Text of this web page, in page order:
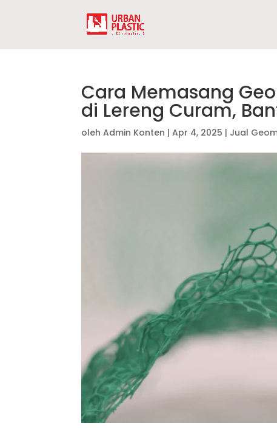
Cara Memasang
di Lereng Curam,
olehAdmin Konten |Apr 4, 2025 | Jual